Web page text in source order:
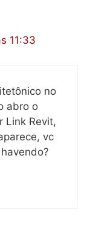
11:33
no
abro o
Link Revit,
vc